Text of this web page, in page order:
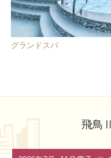
グランドスパ
飛鳥